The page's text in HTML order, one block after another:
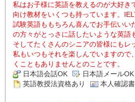
私はお子様に英語を教えるのが大好き
向け教材をいくつも持っています。
試験英語ももちろん喜んでお手伝いい
の方々がとっさに話したいような英語
そしてたくさんのシニアの皆様にもレ
私もいつもそれを楽しんでいますので
くこともありませんとのことです。
日本語会話OK
日本語メールOK
英語教授法資格あり
本人確認